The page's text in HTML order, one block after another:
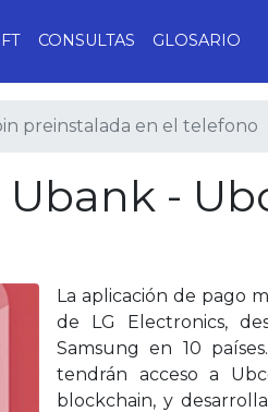
CONSULTAS GLOSARIO
preinstalada en el telefono
-
La aplicación de pago
de LG Electronics,
Samsung en 10
tendrán acceso a
blockchain, y